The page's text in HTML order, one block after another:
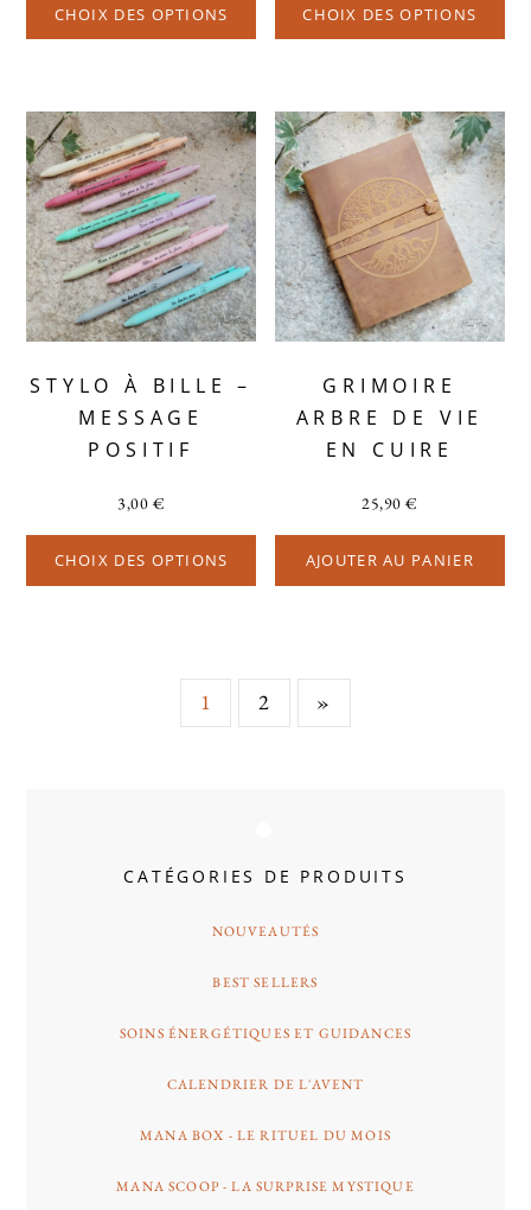
CHOIX DES OPTIONS CHOIX DES OPTIONS
STYLO À BILLE –
MESSAGE
POSITIF
3,00€
CHOIX DES OPTIONS
GRIMOIRE
ARBRE DE VIE
EN CUIRE
25,90€
AJOUTER AU PANIER
1 2 »
CATÉGORIES DE PRODUITS
NOUVEAUTÉS
BEST SELLERS
SOINS ÉNERGÉTIQUES ET GUIDANCES
CALENDRIER DE L'AVENT
MANA BOX - LE RITUEL DU MOIS
MANA SCOOP - LA SURPRISE MYSTIQUE